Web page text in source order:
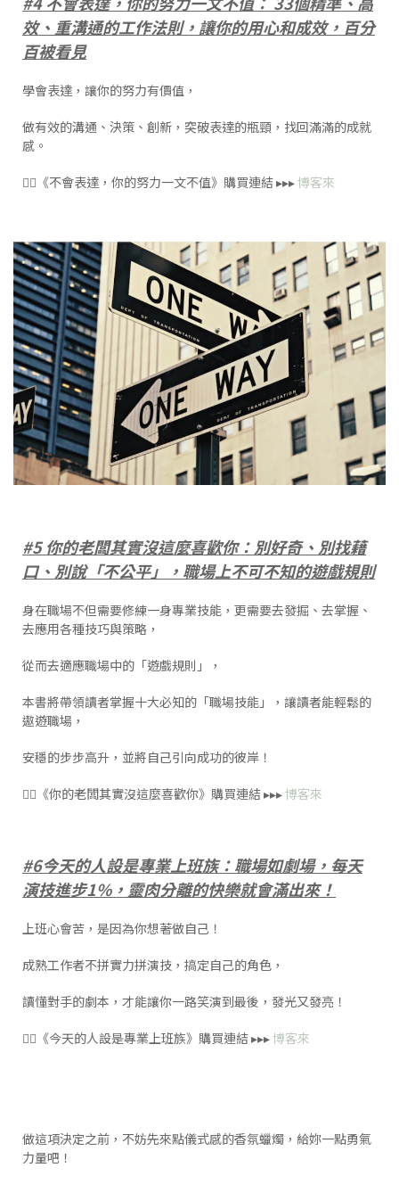
效、重溝通的工作法則，讓你的用心和成效，百分
百被看見
學會表達，讓你的努力有價值，
做有效的溝通、決策、創新，突破表達的瓶頸，找回滿滿的成就
感。
👉🏻《不會表達，你的努力一文不值》購買連結 ▸▸▸博客來
#5 你的老闆其實沒這麼喜歡你：別好奇、別找藉
口、別說「不公平」，職場上不可不知的遊戲規則
身在職場不但需要修練一身專業技能，更需要去發掘、去掌握、
去應用各種技巧與策略，
從而去適應職場中的「遊戲規則」，
本書將帶領讀者掌握十大必知的「職場技能」，讓讀者能輕鬆的
遨遊職場，
安穩的步步高升，並將自己引向成功的彼岸！
👉🏻《你的老闆其實沒這麼喜歡你》購買連結 ▸▸▸博客來
#6今天的人設是專業上班族：職場如劇場，每天
演技進步1%，靈肉分離的快樂就會滿出來！
上班心會苦，是因為你想著做自己！
成熟工作者不拼實力拼演技，搞定自己的角色，
讀懂對手的劇本，才能讓你一路笑演到最後，發光又發亮！
👉🏻《今天的人設是專業上班族》購買連結 ▸▸▸博客來
做這項決定之前，不妨先來點儀式感的香氛蠟燭，給妳一點勇氣
力量吧！